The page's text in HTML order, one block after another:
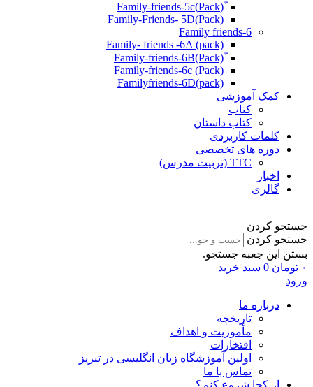
ّ(Pack)Family-friends-5c
Family-Friends- 5D(Pack)
Family friends-6
Family- friends -6A (pack)
Family-friends-6c (Pack)
Familyfriends-6D(pack)
کمک آموزشی
کتاب
کتاب داستان
کلمات کاربردی
دوره های تخصصی
TTC (تربیت مدرس)
اخبار
گالری
جستجو کردن
جستجو کردن
بستن این جعبه جستجو.
۰ تومان 0 سبد خرید
ورود
درباره ما
تاریخچه
مأموریت و اهداف
افتخارات
اولین آموزشگاه زبان انگلیسی در تبریز
تماس با ما
از کجا شروع کنم؟